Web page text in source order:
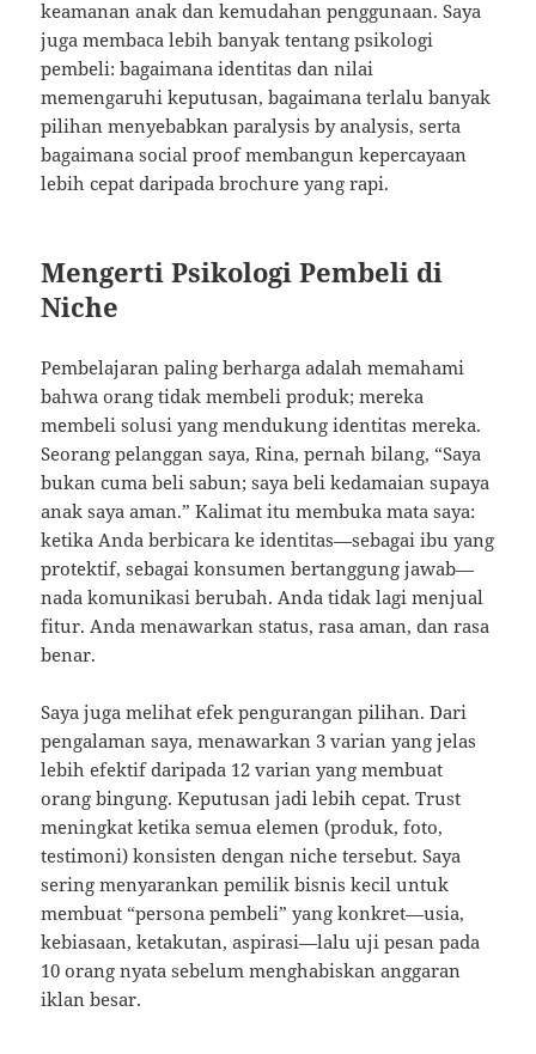
keamanan anak dan kemudahan penggunaan. Saya
juga membaca lebih banyak tentang psikologi
pembeli: bagaimana identitas dan nilai
memengaruhi keputusan, bagaimana terlalu banyak
pilihan menyebabkan paralysis by analysis, serta
bagaimana social proof membangun kepercayaan
lebih cepat daripada brochure yang rapi.
Mengerti Psikologi Pembeli di
Niche
Pembelajaran paling berharga adalah memahami
bahwa orang tidak membeli produk; mereka
membeli solusi yang mendukung identitas mereka.
Seorang pelanggan saya, Rina, pernah bilang, “Saya
bukan cuma beli sabun; saya beli kedamaian supaya
anak saya aman.” Kalimat itu membuka mata saya:
ketika Anda berbicara ke identitas—sebagai ibu yang
protektif, sebagai konsumen bertanggung jawab—
nada komunikasi berubah. Anda tidak lagi menjual
fitur. Anda menawarkan status, rasa aman, dan rasa
benar.
Saya juga melihat efek pengurangan pilihan. Dari
pengalaman saya, menawarkan 3 varian yang jelas
lebih efektif daripada 12 varian yang membuat
orang bingung. Keputusan jadi lebih cepat. Trust
meningkat ketika semua elemen (produk, foto,
testimoni) konsisten dengan niche tersebut. Saya
sering menyarankan pemilik bisnis kecil untuk
membuat “persona pembeli” yang konkret—usia,
kebiasaan, ketakutan, aspirasi—lalu uji pesan pada
10 orang nyata sebelum menghabiskan anggaran
iklan besar.